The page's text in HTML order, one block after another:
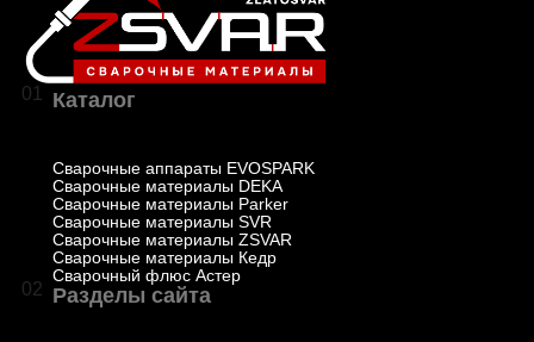
01 Каталог
Сварочные аппараты EVOSPARK
Сварочные материалы DEKA
Сварочные материалы Parker
Сварочные материалы SVR
Сварочные материалы ZSVAR
Сварочные материалы Кедр
Сварочный флюс Астер
02 Разделы сайта